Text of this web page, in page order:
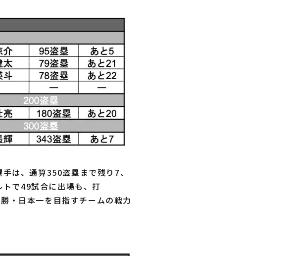
手は、通算350盗塁まで残り7、
で49試合に出場も、打
・日本一を目指すチームの戦力